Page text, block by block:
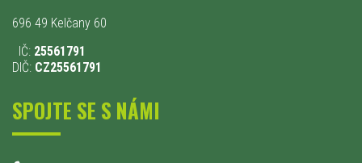
696 49 Kelčany 60
IČ: 25561791
DIČ: CZ25561791
SPOJTE SE S NÁMI